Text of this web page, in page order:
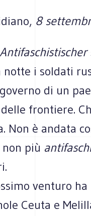
8
Antifaschistischer
i soldati
di un
frontiere.
Non è andata
più
venturo
Ceuta e